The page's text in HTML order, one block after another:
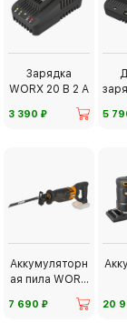
Зарядка
WORX 20 В 2 А
3 390 ⃏ 5
Аккумуляторн
ая пила WORX
7 690 ⃏ 20